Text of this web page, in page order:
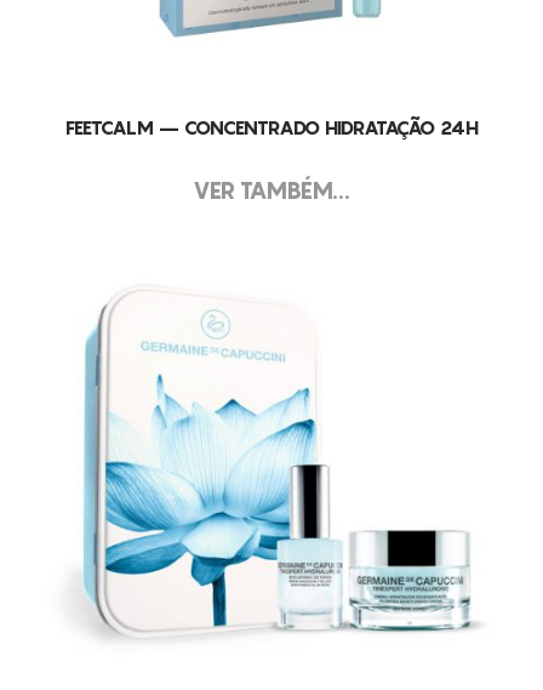
FEETCALM – CONCENTRADO HIDRATAÇÃO 24H
VER TAMBÉM...